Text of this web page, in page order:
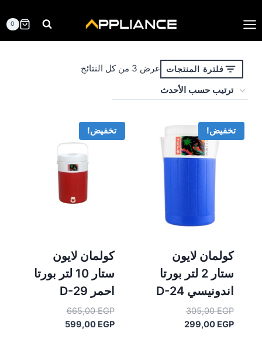
إلى
المحتوى
0
فلترة المنتجات عرض ⁦3⁩ من كل النتائج
الأحدث
تخفيض!
كولمان لايون
ستار 2 لتر بورتا
اندونيسي D-24
305,00EGP
السعر
الأصلي299,00 EGP
السعر
تخفيض!
كولمان لايون
ستار 10 لتر بورتا
احمر D-29
665,00EGP
السعر
الأصلي599,00 EGP